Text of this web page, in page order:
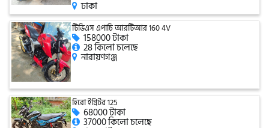
গ্রীন টাইগার (Green Tiger)
বীটল বোল্ট (Beetle Bolt)
ঢাকা
টিভিএস এপাচি আরটিআর 160 4V
158000 টাকা
28 কিলো চলেছে
নারায়ণগঞ্জ
হিরো ইগ্নিটর 125
68000 টাকা
37000 কিলো চলেছে